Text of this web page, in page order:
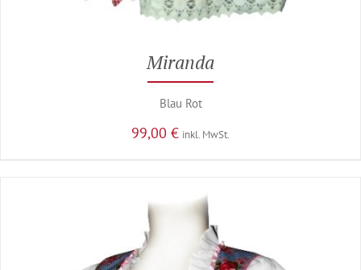
Miranda
Blau Rot
99,00 € inkl. MwSt.